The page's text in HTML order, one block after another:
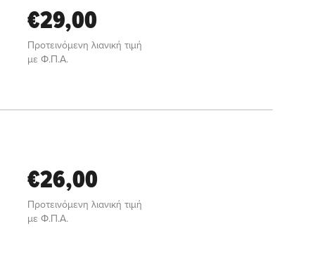
€29,00
Προτεινόμενη λιανική τιμή
με Φ.Π.Α.
€26,00
Προτεινόμενη λιανική τιμή
με Φ.Π.Α.